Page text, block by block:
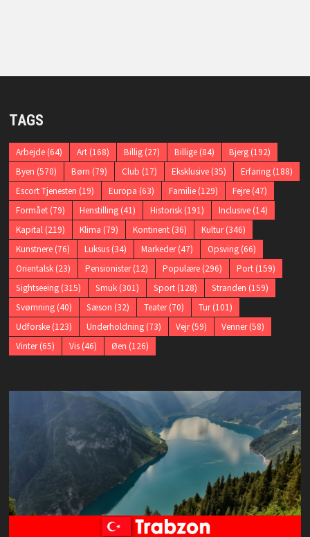
TAGS
Arbejde(64) Art(168) Billig(27) Billige(84) Bjerg(192)
Byen (570) Børn (79) Club (17) Eksklusive(35) Erfaring(188)
Escort Tjenesten (19) Europa (63) Familie(129) Fejre(47)
Formået(79) Henstilling(41) Historisk(191) Inclusive(14)
Kapital(219) Klima (79) Kontinent(36) Kultur(346)
Kunstnere(76) Luksus(34) Markeder(47) Opsving(66)
Orientalsk(23) Pensionister(12) Populære(296) Port(159)
Sightseeing(315) Smuk(301) Sport(128) Stranden (159)
Svømning(40) Sæson (32) Teater(70) Tur(101)
Udforske(123) Underholdning(73) Vejr(59) Venner(58)
Vinter(65) Vis(46) Øen (126)